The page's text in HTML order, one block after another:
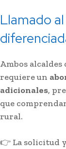
Llamado
Ambos
requiere un
adicionales,
que
rural.
👉 La solicitud